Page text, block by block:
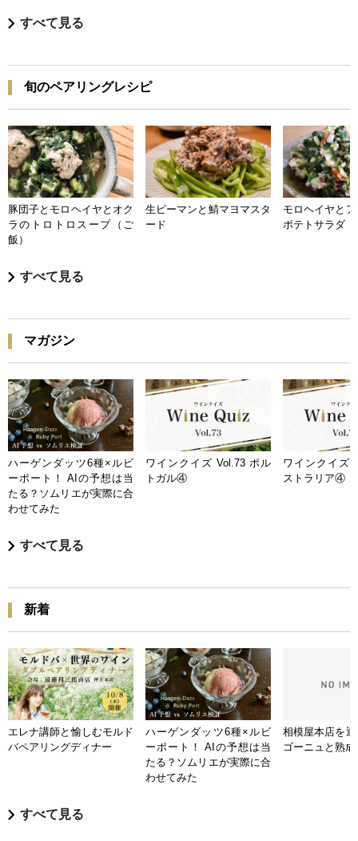
すべて見る
旬のペアリングレシピ
豚団子とモロヘイヤとオク
ラのトロトロスープ（ご
飯）
生ピーマンと鯖マヨマスタ
ード
モロヘイヤと
ポテトサラダ
すべて見る
マガジン
ハーゲンダッツ6種×ルビ
ーポート！ AIの予想は当
たる？ソムリエが実際に合
わせてみた
ワインクイズ Vol.73 ポル
トガル④
ワインクイズ
ストラリア④
すべて見る
新着
エレナ講師と愉しむモルド
バペアリングディナー
ハーゲンダッツ6種×ルビ
ーポート！ AIの予想は当
たる？ソムリエが実際に合
わせてみた
相模屋本店を
ゴーニュと熟
すべて見る